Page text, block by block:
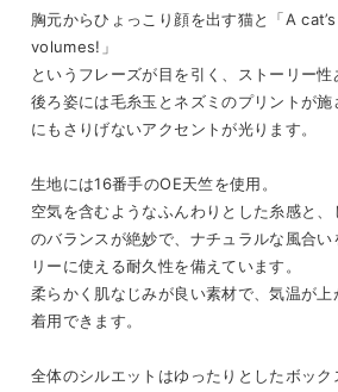
胸元からひょっこり顔を出す猫と「A
volumes!」
というフレーズが目を引く、ストーリー性
後ろ姿には毛糸玉とネズミのプリントが
にもさりげないアクセントが光ります。
生地には16番手のOE天竺を使用。
空気を含むようなふんわりとした糸感と
のバランスが絶妙で、ナチュラルな風合い
リーに使える耐久性を備えています。
柔らかく肌なじみが良い素材で、気温が上
着用できます。
全体のシルエットはゆったりとしたボック